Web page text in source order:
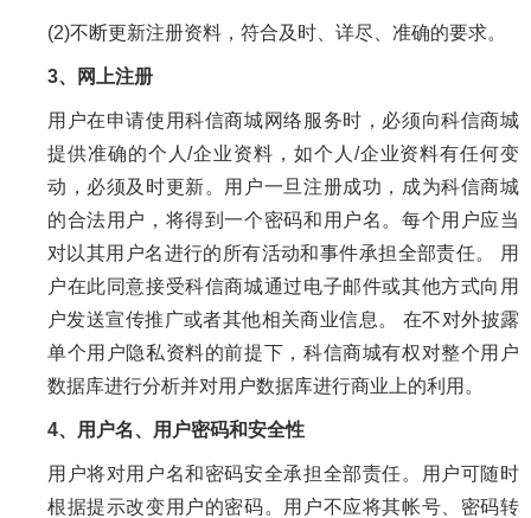
(2)不断更新注册资料，符合及时、详尽、准确的要求。
3、网上注册
用户在申请使用科信商城网络服务时，必须向科信商城
提供准确的个人/企业资料，如个人/企业资料有任何变
动，必须及时更新。用户一旦注册成功，成为科信商城
的合法用户，将得到一个密码和用户名。每个用户应当
对以其用户名进行的所有活动和事件承担全部责任。 用
户在此同意接受科信商城通过电子邮件或其他方式向用
户发送宣传推广或者其他相关商业信息。 在不对外披露
单个用户隐私资料的前提下，科信商城有权对整个用户
数据库进行分析并对用户数据库进行商业上的利用。
4、用户名、用户密码和安全性
用户将对用户名和密码安全承担全部责任。用户可随时
根据提示改变用户的密码。用户不应将其帐号、密码转